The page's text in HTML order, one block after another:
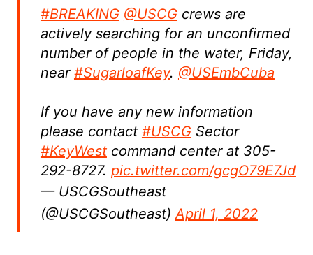
#BREAKING @USCGcrews are
actively searching for an unconfirmed
number of people in the water, Friday,
near #SugarloafKey. @USEmbCuba
If you have any new information
please contact #USCGSector
#KeyWestcommand center at 305-
292-8727. pic.twitter.com/gcgO79E7Jd
— USCGSoutheast
(@USCGSoutheast)April 1, 2022